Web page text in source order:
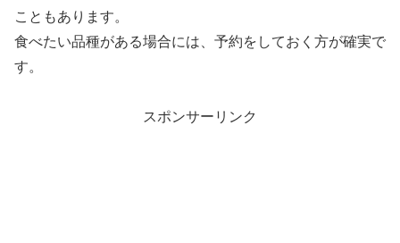
こともあります。
食べたい品種がある場合には、予約をしておく方が確実で
す。
スポンサーリンク